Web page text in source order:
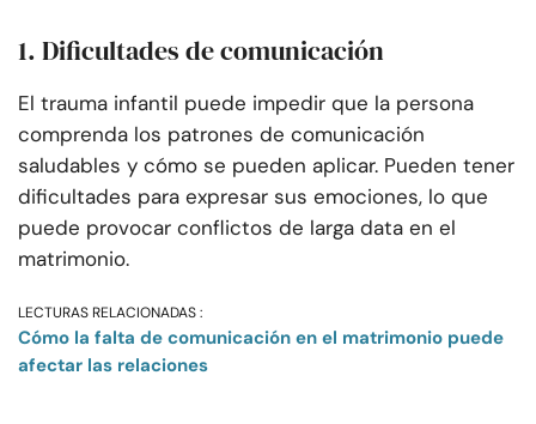
1. Dificultades de comunicación
El trauma infantil puede impedir que la persona
comprenda los patrones de comunicación
saludables y cómo se pueden aplicar. Pueden tener
dificultades para expresar sus emociones, lo que
puede provocar conflictos de larga data en el
matrimonio.
LECTURAS RELACIONADAS :
Cómo la falta de comunicación en el matrimonio puede
afectar las relaciones